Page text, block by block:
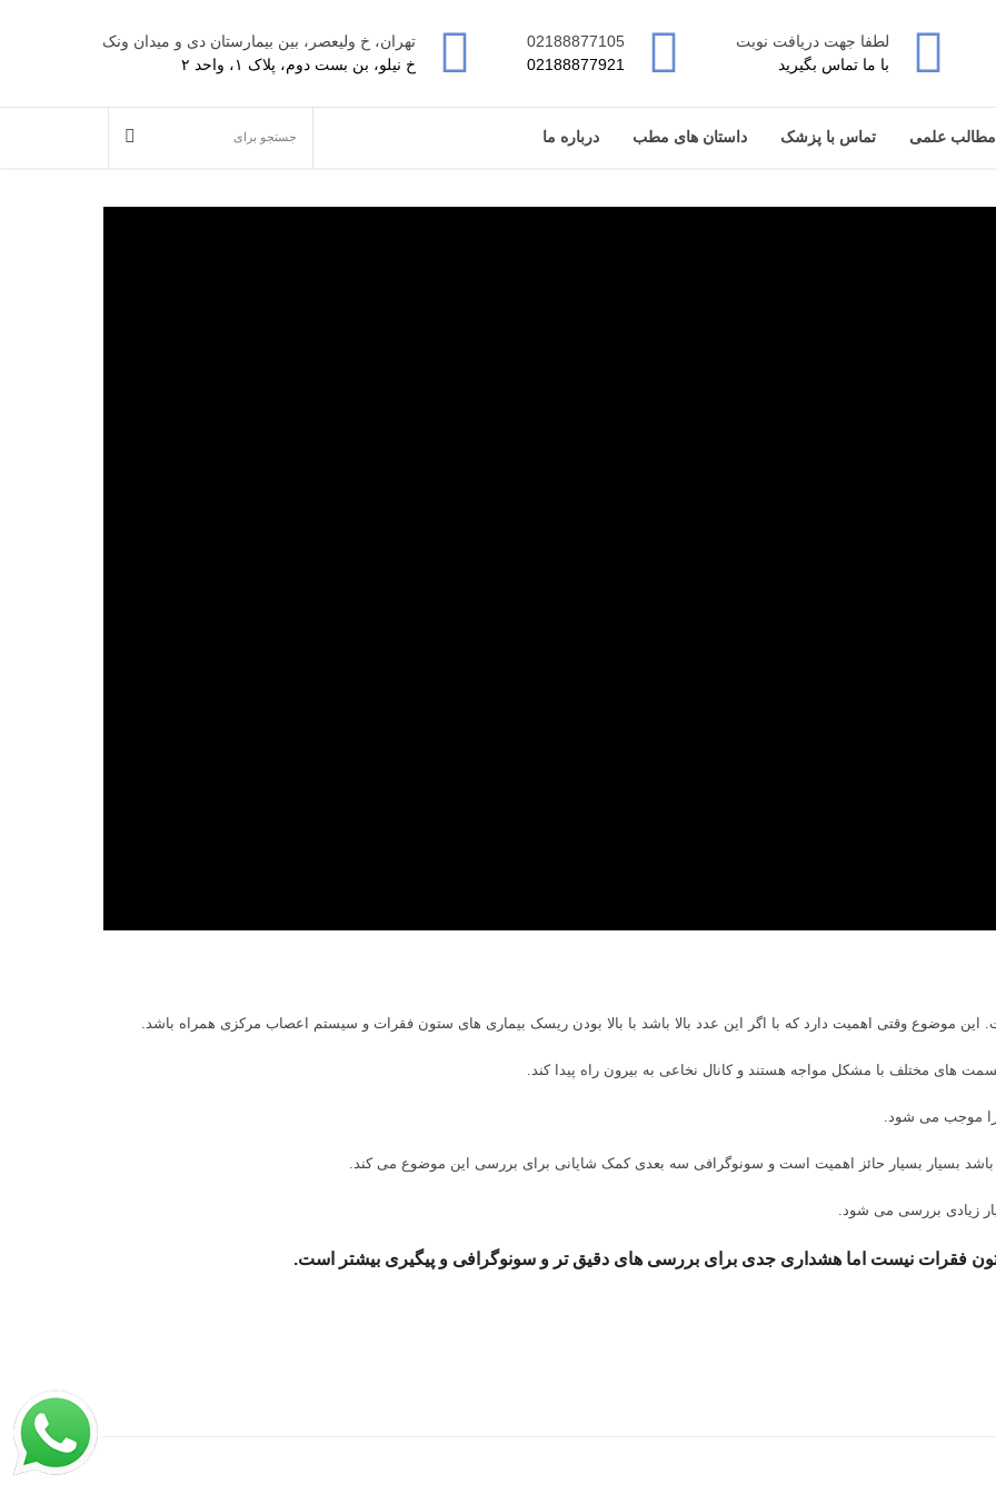
لطفا جهت دریافت نوبت
با ما تماس بگیرید
02188877105
02188877921
تهران، خ ولیعصر، بین بیمارستان دی و میدان ونک
خ نیلو، بن بست دوم، پلاک ۱، واحد ۲
مطالب علمی تماس با پزشک داستان های مطب درباره ما
موضوع وقتی اهمیت دارد که با اگر این عدد بالا باشد با بالا بودن ریسک بیماری های ستون فقرات و سیستم اعصاب مرکزی همراه باشد.
های مختلف با مشکل مواجه هستند و کانال نخاعی به بیرون راه پیدا کند.
را موجب می شود.
بسیار بسیار حائز اهمیت است و سونوگرافی سه بعدی کمک شایانی برای بررسی این موضوع می کند.
زیادی بررسی می شود.